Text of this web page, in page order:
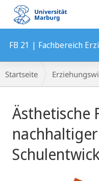
Mobile-
Navigation
FB 21 | Fachbereich
Breadcrumb-
Navigation
Startseite
Ästhetische